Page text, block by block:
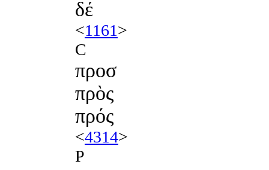
δέ
<1161>
C
προσ
πρὸς
πρός
<4314>
P